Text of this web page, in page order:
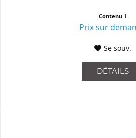
Contenu 1
Prix sur
Se souv.
DÉTAILS